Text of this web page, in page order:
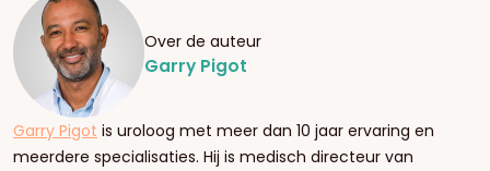
Over de auteur
Garry Pigot
Garry Pigot is uroloog met meer dan 10 jaar ervaring en
meerdere specialisaties. Hij is medisch directeur van